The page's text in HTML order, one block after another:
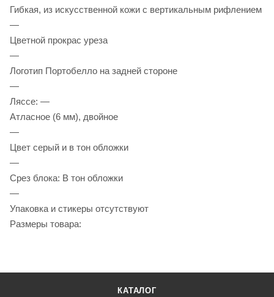
Гибкая, из искусственной кожи с вертикальным рифлением
—
Цветной прокрас уреза
—
Логотип Портобелло на задней стороне
—
Ляссе: —
Атласное (6 мм), двойное
—
Цвет серый и в тон обложки
—
Срез блока: В тон обложки
—
Упаковка и стикеры отсутствуют
Размеры товара:
КАТАЛОГ